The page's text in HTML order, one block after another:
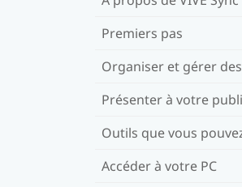
Premiers pas
Organiser et gérer
Présenter à votre
Outils que vous
Accéder à votre PC